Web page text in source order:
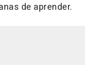
de aprender.